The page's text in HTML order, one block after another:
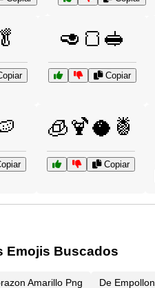
🥑🍞🥪
Copiar
🧊🍹🥥🍍
Copiar
Emojis Buscados
Amarillo Png De Empollon